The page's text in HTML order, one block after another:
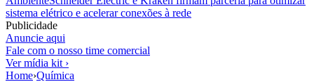
sistema elétrico e acelerar conexões à rede
Publicidade
Anuncie aqui
Fale com o nosso time comercial
Ver mídia kit ›
Home›Química